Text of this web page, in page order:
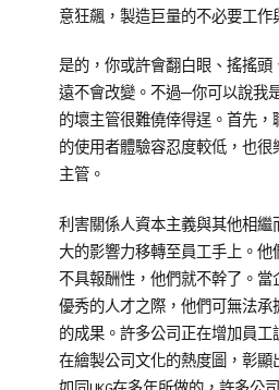
意狂飆，製造巨量的不必要工作
是的，你或許會翻白眼、搖搖頭
遠不會改變。不過─你可以說我
的壞主管很難僥倖得逞。首先
的使用者體驗容忍度較低，也
主管。
利害關係人資本主義與其他相繼
大的影響力移轉至員工手上。他
不具報酬性，他們就不幹了。當
優秀的人才之際，他們可無法承
的成果。許多公司正在增加員工
在繪製公司文化的熱度圖，彰顯